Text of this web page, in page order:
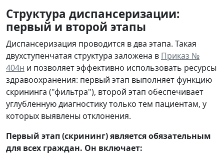
Структура диспансеризации:
первый и второй этапы
Диспансеризация проводится в два этапа. Такая
двухступенчатая структура заложена в Приказ №
404н и позволяет эффективно использовать ресурсы
здравоохранения: первый этап выполняет функцию
скрининга ("фильтра"), второй этап обеспечивает
углубленную диагностику только тем пациентам, у
которых выявлены отклонения.
Первый этап (скрининг) является обязательным
для всех граждан. Он включает: